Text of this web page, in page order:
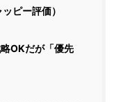
ピー評価）
OKだが「優先